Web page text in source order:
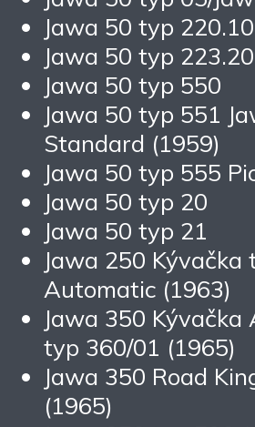
Jawa 50 typ
Jawa 50 typ
Jawa 50 typ 550
Jawa 50 typ 551
Standard (1959)
Jawa 50 typ 555
Jawa 50 typ 20
Jawa 50 typ 21
Jawa 250 Kývačka
Automatic (1963)
Jawa 350
typ 360/01 (1965)
Jawa 350 Road
(1965)